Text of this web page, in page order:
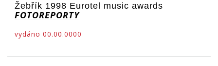
Žebřík 1998 Eurotel music awards
FOTOREPORTY
vydáno 00.00.0000